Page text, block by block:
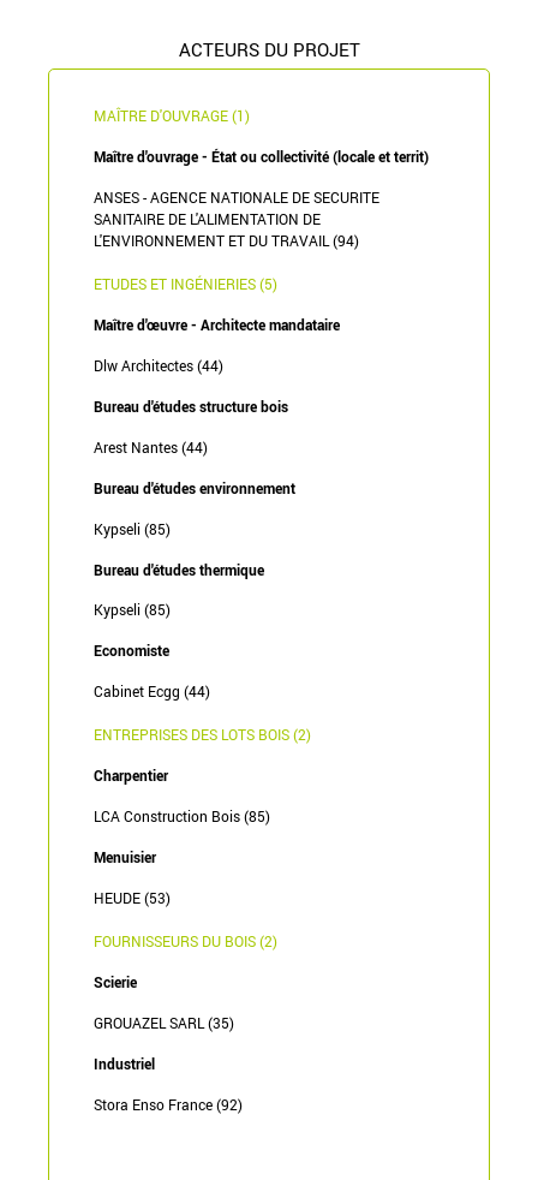
ACTEURS DU PROJET
MAÎTRE D'OUVRAGE (1)
Maître d'ouvrage - État ou collectivité (locale et territ)
ANSES - AGENCE NATIONALE DE SECURITE
SANITAIRE DE L'ALIMENTATION DE
L'ENVIRONNEMENT ET DU TRAVAIL (94)
ETUDES ET INGÉNIERIES (5)
Maître d'œuvre - Architecte mandataire
Dlw Architectes (44)
Bureau d'études structure bois
Arest Nantes (44)
Bureau d'études environnement
Kypseli (85)
Bureau d'études thermique
Kypseli (85)
Economiste
Cabinet Ecgg (44)
ENTREPRISES DES LOTS BOIS (2)
Charpentier
LCA Construction Bois (85)
Menuisier
HEUDE (53)
FOURNISSEURS DU BOIS (2)
Scierie
GROUAZEL SARL (35)
Industriel
Stora Enso France (92)